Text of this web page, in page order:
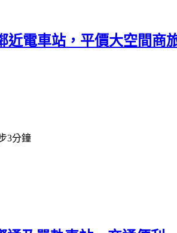
近電車站，平價大空間商
3分鐘